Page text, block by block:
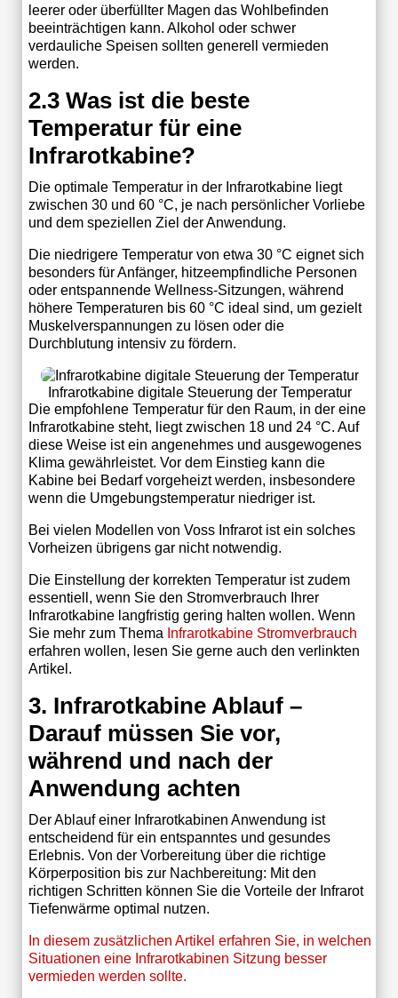
leerer oder überfüllter Magen das Wohlbefinden
beeinträchtigen kann. Alkohol oder schwer
verdauliche Speisen sollten generell vermieden
werden.
2.3 Was ist die beste
Temperatur für eine
Infrarotkabine?
Die optimale Temperatur in der Infrarotkabine liegt
zwischen 30 und 60 °C, je nach persönlicher Vorliebe
und dem speziellen Ziel der Anwendung.
Die niedrigere Temperatur von etwa 30 °C eignet sich
besonders für Anfänger, hitzeempfindliche Personen
oder entspannende Wellness-Sitzungen, während
höhere Temperaturen bis 60 °C ideal sind, um gezielt
Muskelverspannungen zu lösen oder die
Durchblutung intensiv zu fördern.
Infrarotkabine digitale Steuerung der Temperatur
Die empfohlene Temperatur für den Raum, in der eine
Infrarotkabine steht, liegt zwischen 18 und 24 °C. Auf
diese Weise ist ein angenehmes und ausgewogenes
Klima gewährleistet. Vor dem Einstieg kann die
Kabine bei Bedarf vorgeheizt werden, insbesondere
wenn die Umgebungstemperatur niedriger ist.
Bei vielen Modellen von Voss Infrarot ist ein solches
Vorheizen übrigens gar nicht notwendig.
Die Einstellung der korrekten Temperatur ist zudem
essentiell, wenn Sie den Stromverbrauch Ihrer
Infrarotkabine langfristig gering halten wollen. Wenn
Sie mehr zum Thema Infrarotkabine Stromverbrauch
erfahren wollen, lesen Sie gerne auch den verlinkten
Artikel.
3. Infrarotkabine Ablauf –
Darauf müssen Sie vor,
während und nach der
Anwendung achten
Der Ablauf einer Infrarotkabinen Anwendung ist
entscheidend für ein entspanntes und gesundes
Erlebnis. Von der Vorbereitung über die richtige
Körperposition bis zur Nachbereitung: Mit den
richtigen Schritten können Sie die Vorteile der Infrarot
Tiefenwärme optimal nutzen.
In diesem zusätzlichen Artikel erfahren Sie, in welchen
Situationen eine Infrarotkabinen Sitzung besser
vermieden werden sollte.